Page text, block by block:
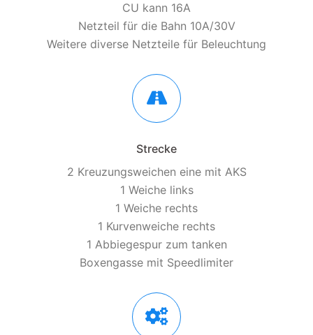
CU kann 16A
Netzteil für die Bahn 10A/30V
Weitere diverse Netzteile für Beleuchtung
Strecke
2 Kreuzungsweichen eine mit AKS
1 Weiche links
1 Weiche rechts
1 Kurvenweiche rechts
1 Abbiegespur zum tanken
Boxengasse mit Speedlimiter